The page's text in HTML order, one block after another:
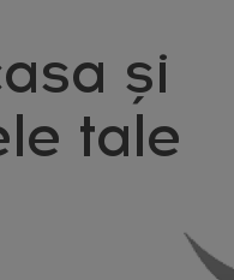
și
tale